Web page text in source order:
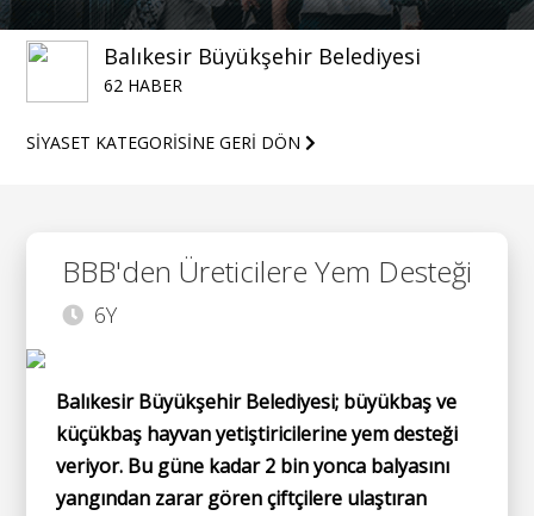
Balıkesir Büyükşehir Belediyesi
62 HABER
SİYASET KATEGORİSİNE GERİ DÖN
BBB'den Üreticilere Yem Desteği
6Y
Balıkesir Büyükşehir Belediyesi; büyükbaş ve
küçükbaş hayvan yetiştiricilerine yem desteği
veriyor. Bu güne kadar 2 bin yonca balyasını
yangından zarar gören çiftçilere ulaştıran